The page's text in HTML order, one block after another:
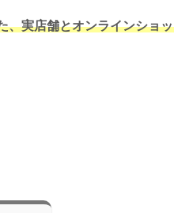
、実店舗とオンラインショ